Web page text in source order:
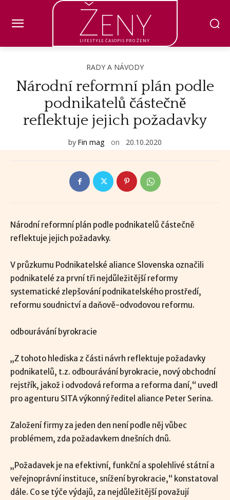
Ženy
LIFESTYLE ČASOPIS PRO ŽENY
RADY A NÁVODY
Národní reformní plán podle
podnikatelů částečně
reflektuje jejich požadavky
by Fin mag on 20.10.2020
Národní reformní plán podle podnikatelů částečně
reflektuje jejich požadavky.
V průzkumu Podnikatelské aliance Slovenska označili
podnikatelé za první tři nejdůležitější reformy
systematické zlepšování podnikatelského prostředí,
reformu soudnictví a daňově-odvodovou reformu.
odbourávání byrokracie
„Z tohoto hlediska z části návrh reflektuje požadavky
podnikatelů, t.z. odbourávání byrokracie, nový obchodní
rejstřík, jakož i odvodová reforma a reforma daní,“ uvedl
pro agenturu SITA výkonný ředitel aliance Peter Serina.
Založení firmy za jeden den není podle něj vůbec
problémem, zda požadavkem dnešních dnů.
„Požadavek je na efektivní, funkční a spolehlivé státní a
veřejnoprávní instituce, snížení byrokracie,“ konstatoval
dále. Co se týče výdajů, za nejdůležitější považují